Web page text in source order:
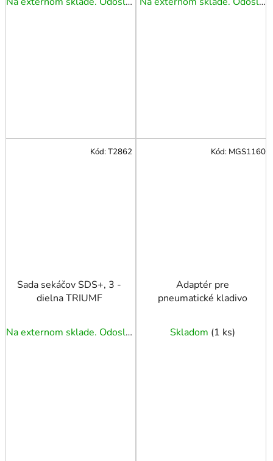
Sada sekáčov SDS+, 3 -
dielna TRIUMF
Na externom sklade. Odoslanie 3 - 5 prac. dní.
Kód:T2862
Adaptér pre
pneumatické kladivo
Skladom (1 ks)
Kód: MGS1160